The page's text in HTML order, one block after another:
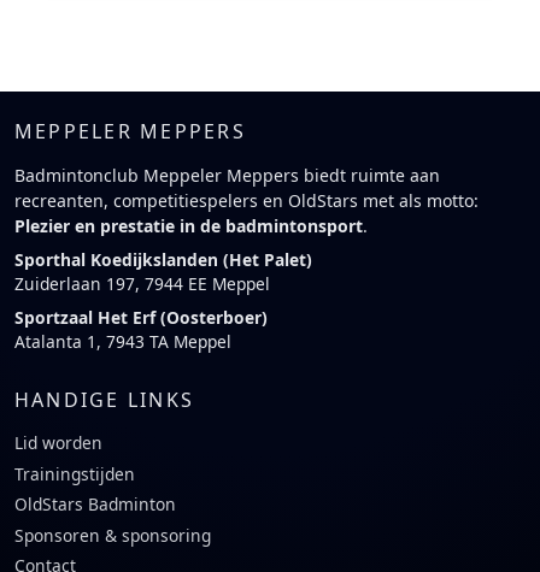
MEPPELER MEPPERS
Badmintonclub Meppeler Meppers biedt ruimte aan
recreanten, competitiespelers en OldStars met als motto:
Plezier en prestatie in de badmintonsport.
Sporthal Koedijkslanden (Het Palet)
Zuiderlaan 197, 7944 EE Meppel
Sportzaal Het Erf (Oosterboer)
Atalanta 1, 7943 TA Meppel
HANDIGE LINKS
Lid worden
Trainingstijden
OldStars Badminton
Sponsoren & sponsoring
Contact